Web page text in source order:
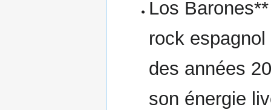
Los
rock
des années
son énergie